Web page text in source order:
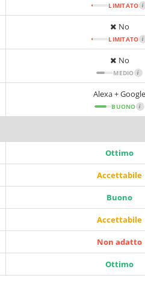
LIMITATO i
No
LIMITATO i
No
MEDIO i
Alexa + Google
BUONO i
Ottimo
Accettabile
Buono
Accettabile
Non adatto
Ottimo